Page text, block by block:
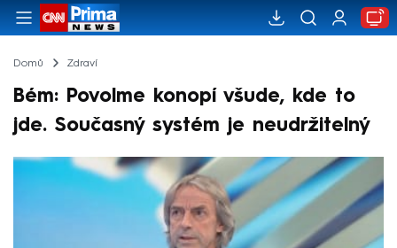
Domů Zdraví
Bém: Povolme konopí všude, kde to
jde. Současný systém je neudržitelný